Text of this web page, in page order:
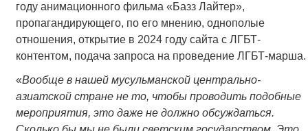
году анимационного фильма «Базз Лайтер»,
пропагандирующего, по его мнению, однополые
отношения, открытие в 2024 году сайта с ЛГБТ-
контентом, подача запроса на проведение ЛГБТ-марша.
«Вообще в нашей мусульманской центрально-
азиатской стране не то, чтобы проводить подобные
мероприятия, это даже не должно обсуждаться.